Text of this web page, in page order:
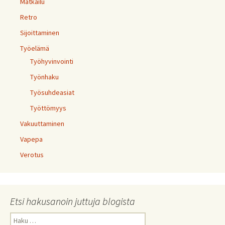
Retro
Sijoittaminen
Työelämä
Työhyvinvointi
Työnhaku
Työsuhdeasiat
Työttömyys
Vakuuttaminen
Vapepa
Verotus
Etsi hakusanoin juttuja blogista
Haku: